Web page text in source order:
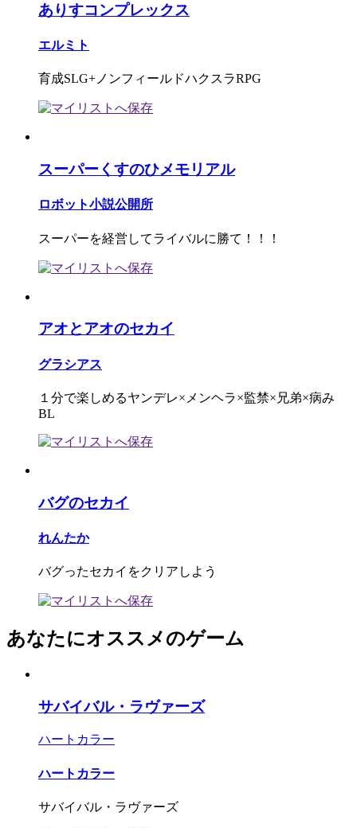
ありすコンプレックス
エルミト
育成SLG+ノンフィールドハクスラRPG
スーパーくすのひメモリアル
ロボット小説公開所
スーパーを経営してライバルに勝て！！！
アオとアオのセカイ
グラシアス
１分で楽しめるヤンデレ×メンヘラ×監禁×兄弟×病み
BL
バグのセカイ
れんたか
バグったセカイをクリアしよう
あなたにオススメのゲーム
サバイバル・ラヴァーズ
ハートカラー
ハートカラー
サバイバル・ラヴァーズ